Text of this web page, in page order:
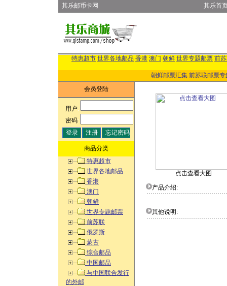
其乐邮币卡网 其乐首
特惠超市 世界各地邮品 香港 澳门 朝鲜 世界专题邮票 前
朝鲜邮票汇集 前苏联邮票专
会员登陆
用户:
密码:
商品分类
特惠超市
世界各地邮品
香港
澳门
朝鲜
世界专题邮票
前苏联
俄罗斯
蒙古
综合邮品
中国邮品
与中国联合发行
的外邮
点击查看大图
产品介绍:
其他说明: